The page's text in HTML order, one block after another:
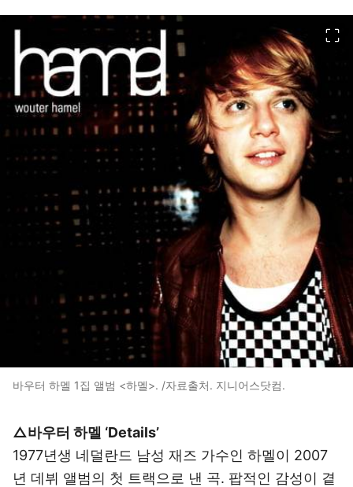
바우터 하멜 1집 앨범 <하멜>. /자료출처. 지니어스닷컴.
△바우터 하멜 ‘Details’
1977년생 네덜란드 남성 재즈 가수인 하멜이 2007
년 데뷔 앨범의 첫 트랙으로 낸 곡. 팝적인 감성이 곁